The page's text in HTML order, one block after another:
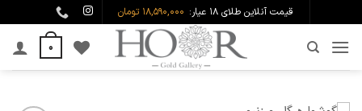
to
content
قیمت آنلاین طلای ۱۸ عیار: 18,590,000 تومان
0